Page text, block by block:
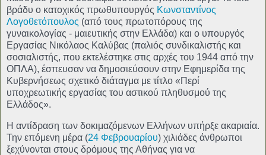
βράδυ ο κατοχικός πρωθυπουργός Κωνσταντίνος
Λογοθετόπουλος (από τους πρωτοπόρους της
γυναικολογίας - μαιευτικής στην Ελλάδα) και ο υπουργός
Εργασίας Νικόλαος Καλύβας (παλιός συνδικαλιστής και
σοσιαλιστής, που εκτελέστηκε στις αρχές του 1944 από την
ΟΠΛΑ), έσπευσαν να δημοσιεύσουν στην Εφημερίδα της
Κυβερνήσεως σχετικό διάταγμα με τίτλο «Περί
υποχρεωτικής εργασίας του αστικού πληθυσμού της
Ελλάδος».
Η αντίδραση των δοκιμαζόμενων Ελλήνων υπήρξε ακαριαία.
Την επόμενη μέρα (24 Φεβρουαρίου) χιλιάδες άνθρωποι
ξεχύνονται στους δρόμους της Αθήνας για να